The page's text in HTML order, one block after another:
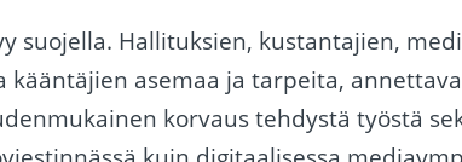
suojella. Hallituksien, kustantajien,
asemaa ja tarpeita,
korvaus tehdystä työstä